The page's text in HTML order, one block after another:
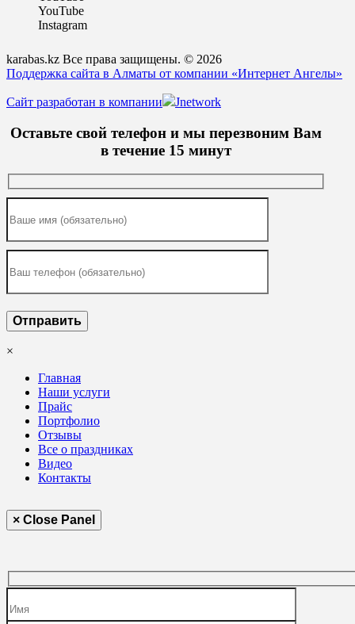
YouTube
Instagram
karabas.kz Все права защищены. © 2026
Поддержка сайта в Алматы от компании «Интернет Ангелы»
Сайт разработан в компании Jnetwork
Оставьте свой телефон и мы перезвоним Вам
в течение 15 минут
×
Главная
Наши услуги
Прайс
Портфолио
Отзывы
Все о праздниках
Видео
Контакты
× Close Panel